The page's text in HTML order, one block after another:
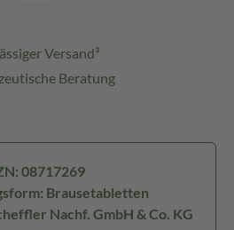
Versand³
Beratung
08717269
Brausetabletten
Nachf. GmbH & Co. KG